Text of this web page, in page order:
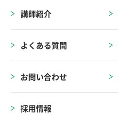
講師紹介
よくある質問
お問い合わせ
採用情報